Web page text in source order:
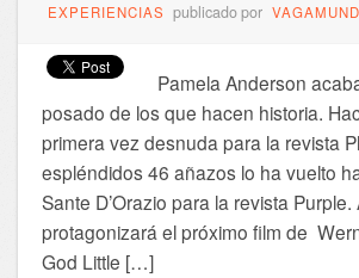
EXPERIENCIAS publicado por
Pamela Anderson
posado de los que hacen historia.
primera vez desnuda para la revista
espléndidos 46 añazos lo ha vuelto
Sante D’Orazio para la revista
protagonizará el próximo film de
God Little […]